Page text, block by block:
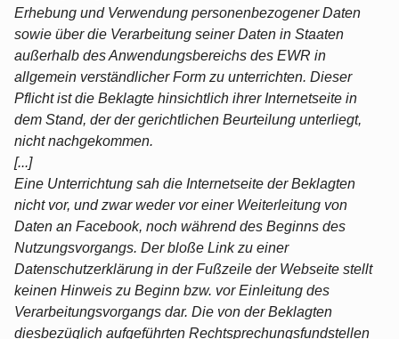
Erhebung und Verwendung personenbezogener Daten
sowie über die Verarbeitung seiner Daten in Staaten
außerhalb des Anwendungsbereichs des EWR in
allgemein verständlicher Form zu unterrichten. Dieser
Pflicht ist die Beklagte hinsichtlich ihrer Internetseite in
dem Stand, der der gerichtlichen Beurteilung unterliegt,
nicht nachgekommen.
[...]
Eine Unterrichtung sah die Internetseite der Beklagten
nicht vor, und zwar weder vor einer Weiterleitung von
Daten an Facebook, noch während des Beginns des
Nutzungsvorgangs. Der bloße Link zu einer
Datenschutzerklärung in der Fußzeile der Webseite stellt
keinen Hinweis zu Beginn bzw. vor Einleitung des
Verarbeitungsvorgangs dar. Die von der Beklagten
diesbezüglich aufgeführten Rechtsprechungsfundstellen